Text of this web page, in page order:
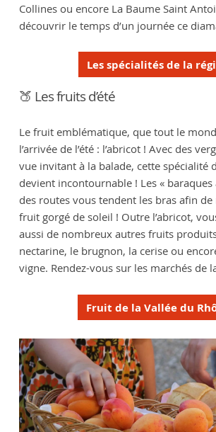
Collines ou encore La Baume Saint
découvrir le temps d’un journée ce
Les spécialités de la
🍑 Les fruits d’été
Le fruit emblématique, que tout le
l’arrivée de l’été : l’abricot ! Avec des
vue invitant à la balade, cette spécialité
devient incontournable ! Les «
des routes vous tendent les bras afin de
fruit gorgé de soleil ! Outre l’abricot,
aussi de nombreux autres fruits
nectarine, le brugnon, la cerise ou
vigne. Rendez-vous sur les marchés de
Fruit de la Vallée du